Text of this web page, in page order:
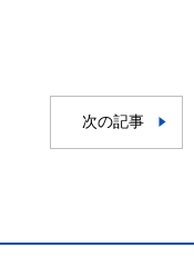
次の記事